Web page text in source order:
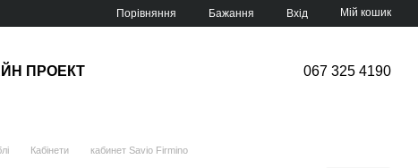
Порівняння Бажання Вхід Мій кошик
ПРОЕКТ 067 325 4190
Кабінети кабинет Savio Firmino